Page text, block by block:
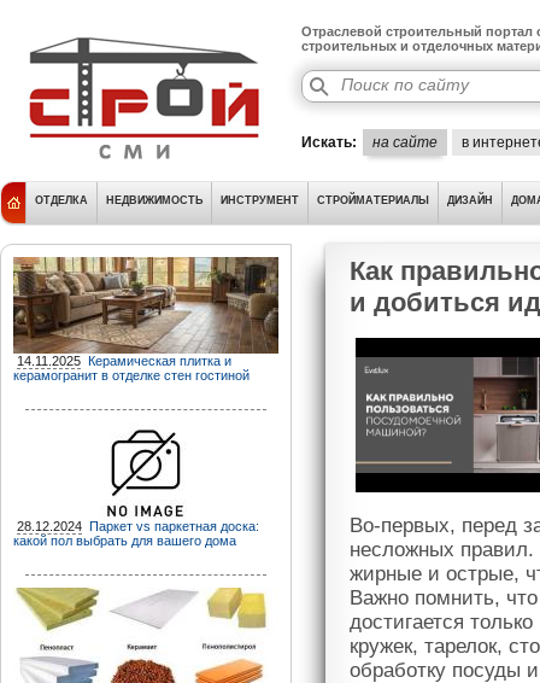
Отраслевой строительный портал
строительных и отделочных
Искать: на сайте в
ОТДЕЛКА НЕДВИЖИМОСТЬ ИНСТРУМЕНТ СТРОЙМАТЕРИАЛЫ ДИЗАЙН
14.11.2025 Керамическая плитка и
керамогранит в отделке стен гостиной
28.12.2024 Паркет vs паркетная доска:
какой пол выбрать для вашего дома
Как
и добиться
Во-первых, перед
несложных правил.
жирные и острые,
Важно помнить,
достигается
кружек, тарелок,
обработку посуды